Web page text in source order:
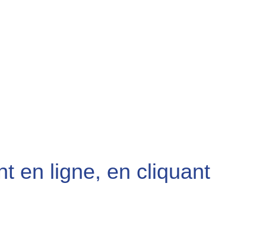
en ligne, en cliquant